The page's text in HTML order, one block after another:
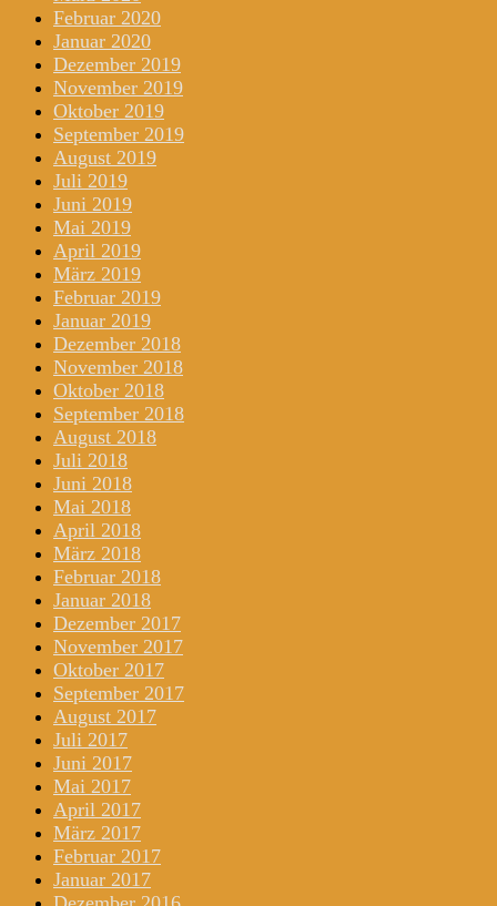
Februar 2020
Januar 2020
Dezember 2019
November 2019
Oktober 2019
September 2019
August 2019
Juli 2019
Juni 2019
Mai 2019
April 2019
März 2019
Februar 2019
Januar 2019
Dezember 2018
November 2018
Oktober 2018
September 2018
August 2018
Juli 2018
Juni 2018
Mai 2018
April 2018
März 2018
Februar 2018
Januar 2018
Dezember 2017
November 2017
Oktober 2017
September 2017
August 2017
Juli 2017
Juni 2017
Mai 2017
April 2017
März 2017
Februar 2017
Januar 2017